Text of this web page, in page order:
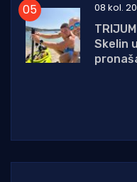
08 kol.
Skelin